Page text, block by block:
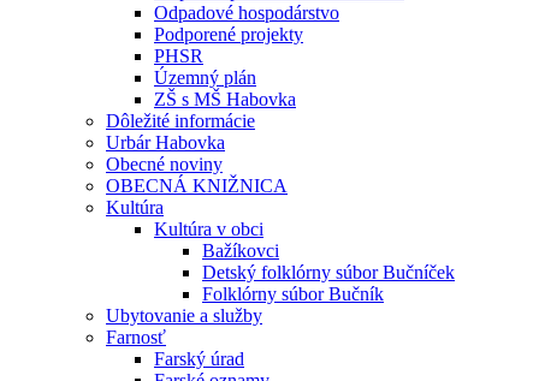
Odpadové hospodárstvo
Podporené projekty
PHSR
Územný plán
ZŠ s MŠ Habovka
Dôležité informácie
Urbár Habovka
Obecné noviny
OBECNÁ KNIŽNICA
Kultúra
Kultúra v obci
Bažíkovci
Detský folklórny súbor Bučníček
Folklórny súbor Bučník
Ubytovanie a služby
Farnosť
Farský úrad